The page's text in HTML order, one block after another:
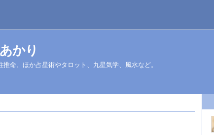
かり
命、ほか占星術やタロット、九星気学、風水など。